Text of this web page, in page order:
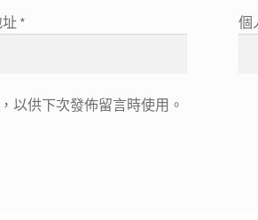
* 個
以供下次發佈留言時使用。